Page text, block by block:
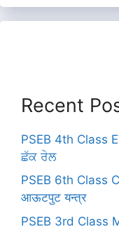
Recent
PSEB 4th Class
ਛੱਕ ਰੇਲ
PSEB 6th Class
आऊटपुट यन्त्र
PSEB 3rd Class